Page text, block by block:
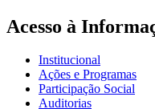
Acesso à
Institucional
Ações e Programas
Participação Social
Auditorias